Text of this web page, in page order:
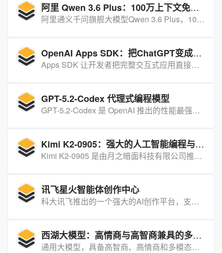
阿里 Qwen 3.6 Plus：100万上下文免费旗舰大模型
阿里通义千问旗舰大模型Qwen 3.6 Plus，100万上下文限时免费，支持强大逻辑推理和Agent行为.
OpenAI Apps SDK：把ChatGPT变成“操作系统”的嵌入式应用开发包
Apps SDK 让开发者把完整交互式应用直接嵌入 ChatGPT 对话界面，用户无需跳转即可在聊天窗口里完成设计、订票、修图等复杂任务。
GPT-5.2-Codex 代理式编程模型
GPT-5.2-Codex 是 OpenAI 推出的性能最强的代理式编程模型，已开放 API 接入并集成至多个主流开发工具，专注优化复杂软件开发任务，可自主处理工程任务并识别代码潜在风险。
Kimi K2-0905：强大的人工智能编程与多场景应用模型
Kimi K2-0905 是由月之暗面科技有限公司推出的先进 AI 模型，专为编程辅助、创意写作、数据分析等多种场景设计，具有强大的代码生成能力、超长上下文处理能力和高速响应特点。
讯飞星火智能体创作中心
科大讯飞推出的一个强大的AI创作平台，支持用户通过自然语言指令快速创建智能体，广泛应用于教育、办公、创作等多个领域。
西湖大模型：高情商与高智商兼具的多模态通用大模型
通用大模型，具备高智商、高情商和多模态融合的特点，广泛应用于多个领域。